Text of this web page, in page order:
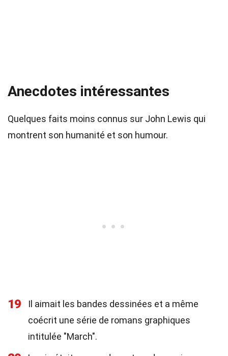
Anecdotes intéressantes
Quelques faits moins connus sur John Lewis qui
montrent son humanité et son humour.
19
Il aimait les bandes dessinées et a même
coécrit une série de romans graphiques
intitulée "March".